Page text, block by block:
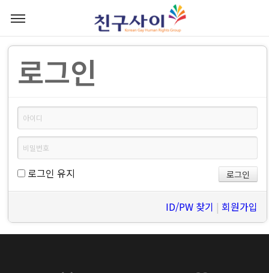
로그인
로그인 유지
ID/PW 찾기 | 회원가입